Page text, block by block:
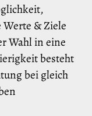
& Ziele
Wahl in eine
besteht
bei gleich